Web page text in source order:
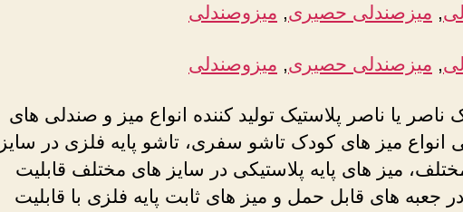
میزصندلی حصیری میزوصندلی
, میزصندلی حصیری, میزوصندلی
ناصر یا ناصر پلاستیک تولید کننده انواع میز و صندلی های
انواع میز های کودک تاشو سفری، تاشو پایه فلزی در سایز
میز های پایه پلاستیکی در سایز های مختلف قابلیت
جعبه های قابل حمل و میز های ثابت پایه فلزی با قابلیت